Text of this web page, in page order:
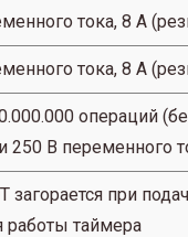
тока, 8 А
тока, 8 А
операций
250 В переменного
при
работы таймера